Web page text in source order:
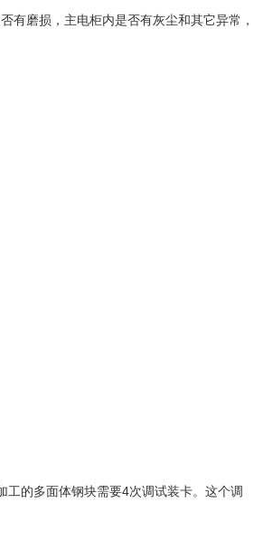
磨损，主电柜内是否有灰尘和其它异常，
的多面体钢块需要4次调试装卡。这个调